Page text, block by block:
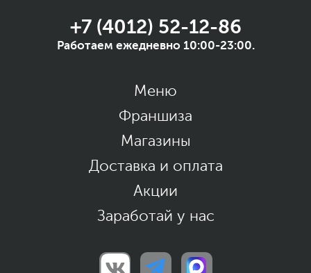
+7 (4012) 52-12-86
Работаем ежедневно 10:00-23:00.
Меню
Франшиза
Магазины
Доставка и оплата
Акции
Заработай у нас